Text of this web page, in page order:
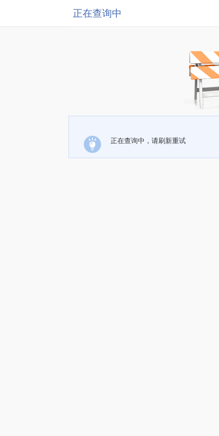
正在查询中
正在查询中，请刷新重试